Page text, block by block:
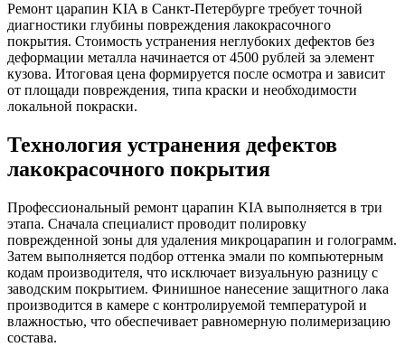
Ремонт царапин KIA в Санкт-Петербурге требует точной
диагностики глубины повреждения лакокрасочного
покрытия. Стоимость устранения неглубоких дефектов без
деформации металла начинается от 4500 рублей за элемент
кузова. Итоговая цена формируется после осмотра и зависит
от площади повреждения, типа краски и необходимости
локальной покраски.
Технология устранения дефектов
лакокрасочного покрытия
Профессиональный ремонт царапин KIA выполняется в три
этапа. Сначала специалист проводит полировку
поврежденной зоны для удаления микроцарапин и голограмм.
Затем выполняется подбор оттенка эмали по компьютерным
кодам производителя, что исключает визуальную разницу с
заводским покрытием. Финишное нанесение защитного лака
производится в камере с контролируемой температурой и
влажностью, что обеспечивает равномерную полимеризацию
состава.